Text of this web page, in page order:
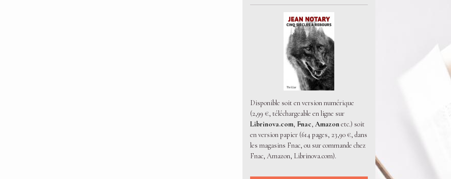
Disponible soit en version numérique
(2,99 €, téléchargeable en ligne sur
Librinova.com, Fnac,Amazonetc.) soit
en version papier (614 pages, 23,90 €, dans
les magasins Fnac, ou sur commande chez
Fnac, Amazon, Librinova.com).